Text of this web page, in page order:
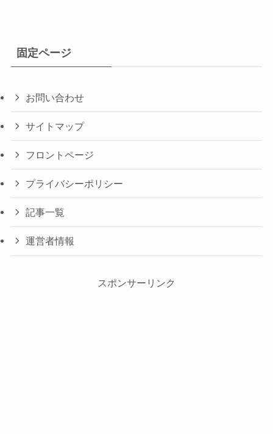
固定ページ
お問い合わせ
サイトマップ
フロントページ
プライバシーポリシー
記事一覧
運営者情報
スポンサーリンク